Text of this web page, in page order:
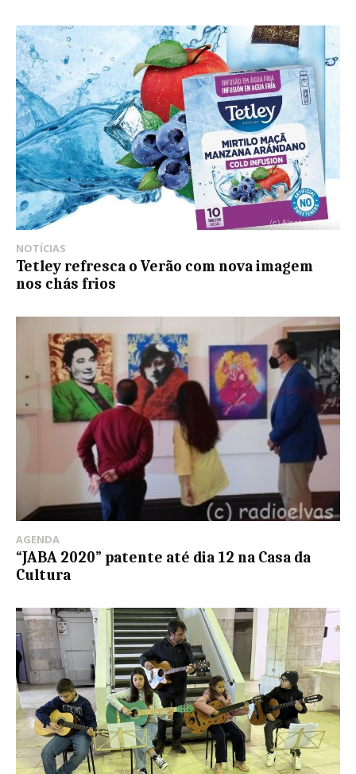
NOTÍCIAS
Tetley refresca o Verão com nova imagem
nos chás frios
AGENDA
“JABA 2020” patente até dia 12 na Casa da
Cultura